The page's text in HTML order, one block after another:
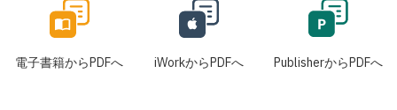
電子書籍からPDFへ iWorkからPDFへ PublisherからPDFへ